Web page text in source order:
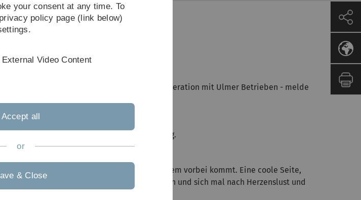
Lebensstils helfen können:
genau richtig. Egal ob privat oder in Kooperation mit Ulmer Betrieben - melde
von einem Landwirt aus der Umgebung.
es oft nur Zufall ist, dass man mal an einem vorbei kommt. Eine coole Seite,
Obstbäume eintragen und auch einsehen und sich mal nach Herzenslust und
your consent at any time. To
policy page (link below)
External Video Content
Accept all
or
& Close